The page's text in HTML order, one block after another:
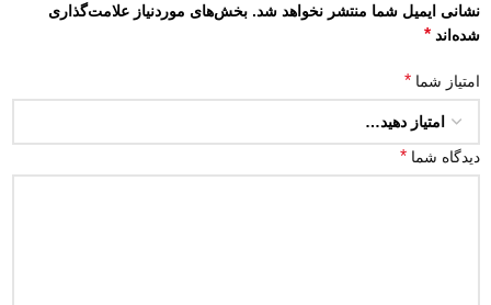
نشانی ایمیل شما منتشر نخواهد شد. بخش‌های موردنیاز علامت‌گذاری
شده‌اند*
امتیاز شما*
دیدگاه شما*